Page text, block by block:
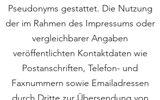
Pseudonyms gestattet. Die Nutzung
der im Rahmen des Impressums oder
vergleichbarer Angaben
veröffentlichten Kontaktdaten wie
Postanschriften, Telefon- und
Faxnummern sowie Emailadressen